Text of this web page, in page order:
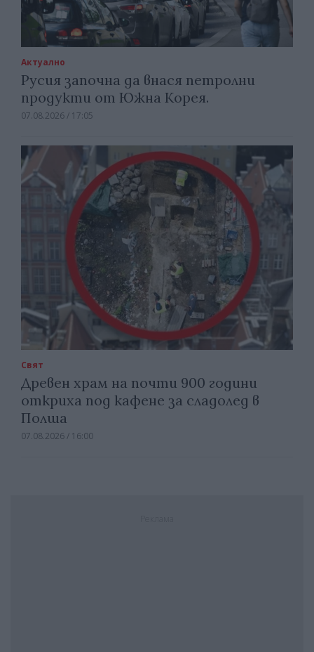
Актуално
Русия започна да внася петролни
продукти от Южна Корея.
07.08.2026 / 17:05
Свят
Древен храм на почти 900 години
откриха под кафене за сладолед в
Полша
07.08.2026 / 16:00